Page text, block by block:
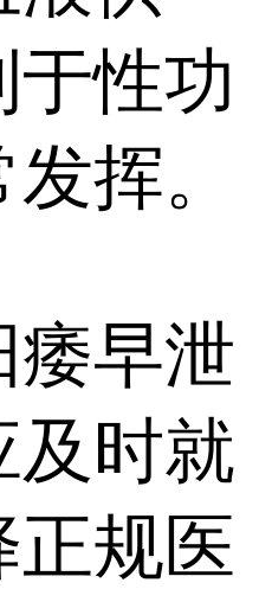
于性功
挥。
痿早泄
及时就
正规医